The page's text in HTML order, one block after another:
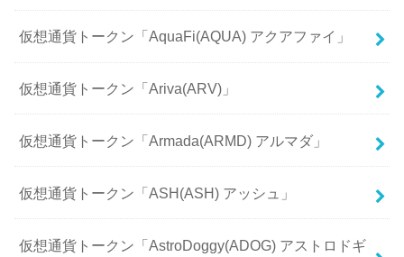
仮想通貨トークン「AquaFi(AQUA) アクアファイ」
仮想通貨トークン「Ariva(ARV)」
仮想通貨トークン「Armada(ARMD) アルマダ」
仮想通貨トークン「ASH(ASH) アッシュ」
仮想通貨トークン「AstroDoggy(ADOG) アストロドギ